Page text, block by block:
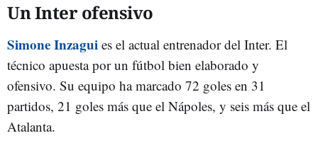
Un Inter ofensivo
Simone Inzagui es el actual entrenador del Inter. El
técnico apuesta por un fútbol bien elaborado y
ofensivo. Su equipo ha marcado 72 goles en 31
partidos, 21 goles más que el Nápoles, y seis más que el
Atalanta.